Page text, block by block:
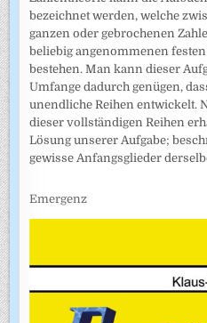
bezeichnet werden, welche
ganzen oder gebrochenen
beliebig angenommenen
bestehen. Man kann dieser
Umfange dadurch genügen,
unendliche Reihen entwickelt.
dieser vollständigen Reihen
Lösung unserer Aufgabe;
gewisse Anfangsglieder
Emergenz